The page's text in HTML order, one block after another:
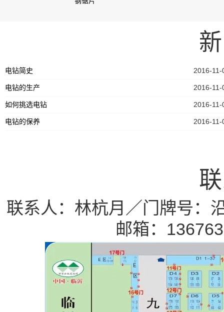
2016-11-
电钻简史
2016-11-
电钻的生产
2016-11-
如何挑选电钻
2016-11-
电钻的保养
联系人：林杭月／门牌号：
邮箱：